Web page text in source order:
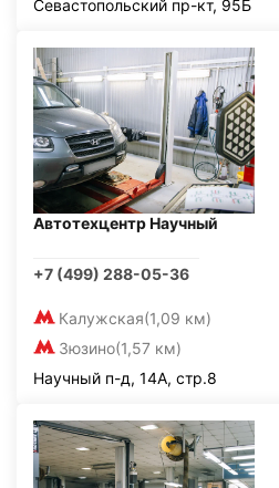
Севастопольский пр-кт, 95Б
Автотехцентр Научный
+7 (499) 288-05-36
Калужская(1,09 км)
Зюзино(1,57 км)
Научный п-д, 14А, стр.8